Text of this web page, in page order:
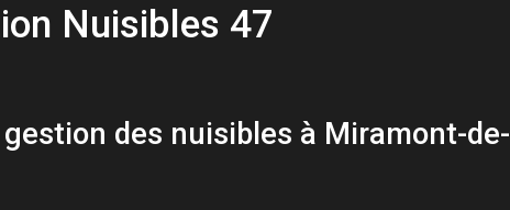
Nuisibles 47
des nuisibles à Miramont-de-